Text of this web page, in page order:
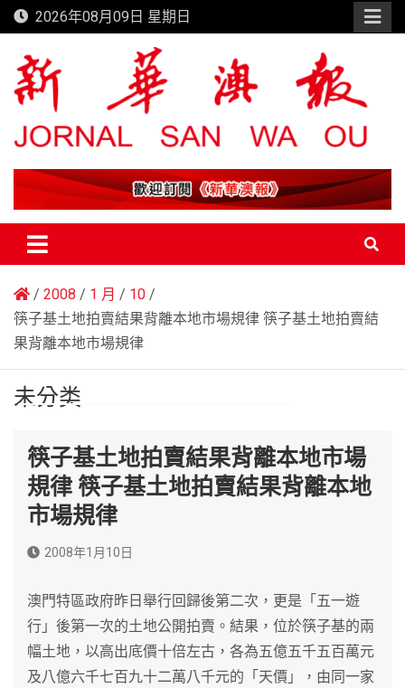
Skip
to
content
2026年08月09日 星期日
新華澳報
2008 1 月
10
筷子基土地拍賣結果背離本地市場規律 筷子基土地拍賣結
果背離本地市場規律
未分类
筷子基土地拍賣結果背離本地市場
規律 筷子基土地拍賣結果背離本地
市場規律
2008年1月10日
澳門特區政府昨日舉行回歸後第二次，更是「五一遊
行」後第一次的土地公開拍賣。結果，位於筷子基的兩
幅土地，以高出底價十倍左古，各為五億五千五百萬元
及八億六千七百九十二萬八千元的「天價」，由同一家